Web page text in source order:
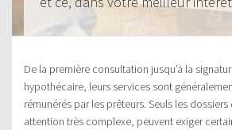
De la première consultation jusqu’à la
hypothécaire, leurs services sont
rémunérés par les prêteurs. Seuls les
attention très complexe, peuvent exiger